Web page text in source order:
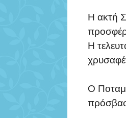
Η ακτή
Η
Ο